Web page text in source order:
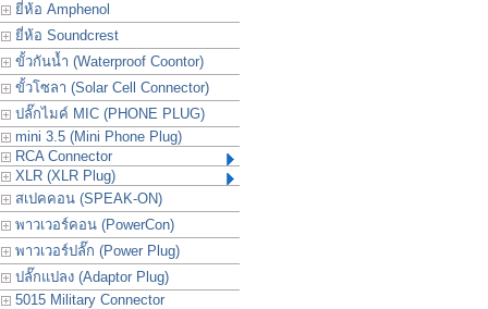
ยี่ห้อ Amphenol
ยี่ห้อ Soundcrest
ขั้วกันน้ำ (Waterproof Coontor)
ขั้วโซลา (Solar Cell Connector)
ปลั๊กไมค์ MIC (PHONE PLUG)
mini 3.5 (Mini Phone Plug)
RCA Connector
XLR (XLR Plug)
สเปคคอน (SPEAK-ON)
พาวเวอร์คอน (PowerCon)
พาวเวอร์ปลั๊ก (Power Plug)
ปลั๊กแปลง (Adaptor Plug)
5015 Military Connector